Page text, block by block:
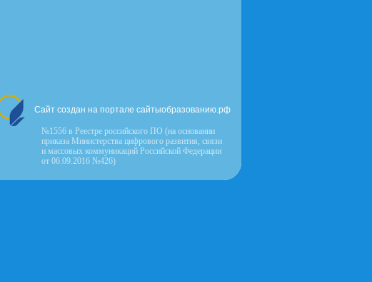
Сайт создан на портале сайтыобразованию.рф
№1556 в Реестре российского ПО (на основании
приказа Министерства цифрового развития, связи
и массовых коммуникаций Российской Федерации
от 06.09.2016 №426)